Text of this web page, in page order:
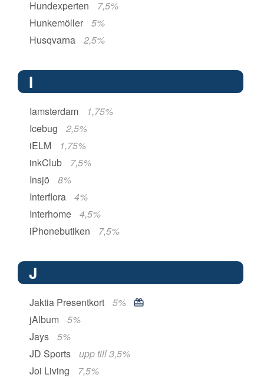
Hundexperten
7,5%
Hunkemöller
5%
Husqvarna
2,5%
I
Iamsterdam
1,75%
Icebug
2,5%
iELM
1,75%
inkClub
7,5%
Insjö
8%
Interflora
4%
Interhome
4,5%
iPhonebutiken
7,5%
J
Jaktia Presentkort
5%
jAlbum
5%
Jays
5%
JD Sports
upp till 3,5%
Joi Living
7,5%